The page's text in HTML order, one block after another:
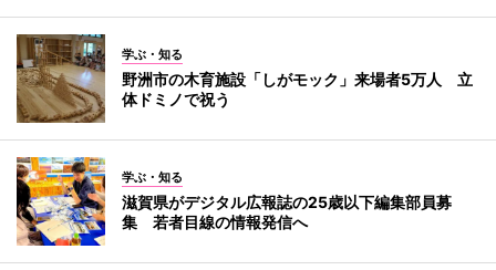
学ぶ・知る
野洲市の木育施設「しがモック」来場者5万人 立
体ドミノで祝う
学ぶ・知る
滋賀県がデジタル広報誌の25歳以下編集部員募
集 若者目線の情報発信へ